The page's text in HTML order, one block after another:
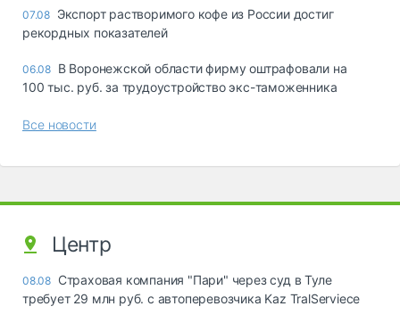
07.08 Экспорт растворимого кофе из России достиг
рекордных показателей
06.08 В Воронежской области фирму оштрафовали на
100 тыс. руб. за трудоустройство экс-таможенника
Все новости
Центр
08.08 Страховая компания "Пари" через суд в Туле
требует 29 млн руб. с автоперевозчика Kaz TralServiece